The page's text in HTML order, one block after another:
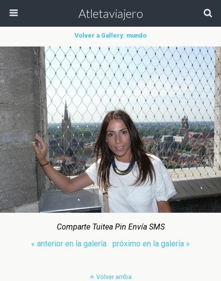
Atletaviajero
Volver a Gallery: mundo
Comparte Tuitea Pin Envía SMS
« anterior en la galería
próximo en la galería »
Volver arriba